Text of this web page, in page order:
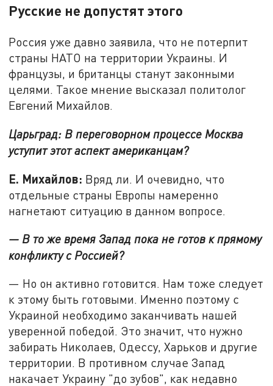
Русские не допустят этого
Россия уже давно заявила, что не потерпит
страны НАТО на территории Украины. И
французы, и британцы станут законными
целями. Такое мнение высказал политолог
Евгений Михайлов.
Царьград: В переговорном процессе Москва
уступит этот аспект американцам?
Е. Михайлов: Вряд ли. И очевидно, что
отдельные страны Европы намеренно
нагнетают ситуацию в данном вопросе.
— В то же время Запад пока не готов к прямому
конфликту с Россией?
— Но он активно готовится. Нам тоже следует
к этому быть готовыми. Именно поэтому с
Украиной необходимо заканчивать нашей
уверенной победой. Это значит, что нужно
забирать Николаев, Одессу, Харьков и другие
территории. В противном случае Запад
накачает Украину "до зубов", как недавно